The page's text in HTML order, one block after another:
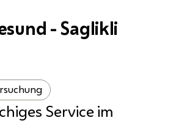
- Saglikli
Service im